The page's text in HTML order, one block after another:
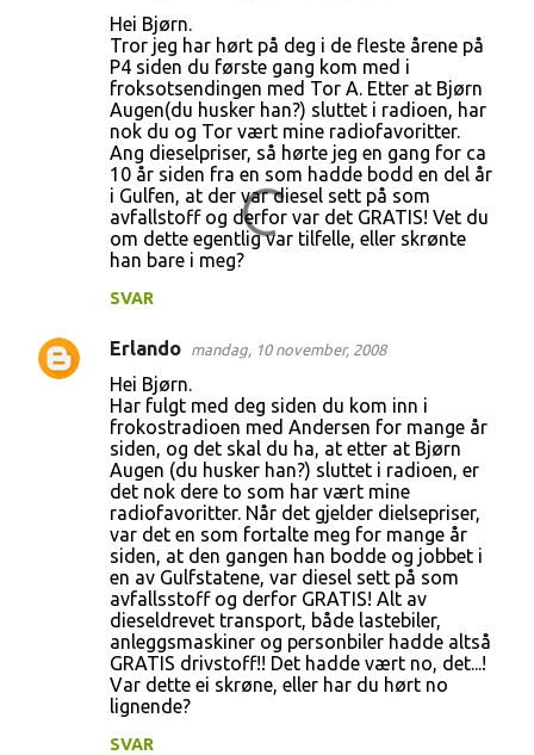
Hei Bjørn.
Tror jeg har hørt på deg i de fleste årene på
P4 siden du første gang kom med i
froksotsendingen med Tor A. Etter at Bjørn
Augen(du husker han?) sluttet i radioen, har
nok du og Tor vært mine radiofavoritter.
Ang dieselpriser, så hørte jeg en gang for ca
10 år siden fra en som hadde bodd en del år
i Gulfen, at der var diesel sett på som
avfallstoff og derfor var det GRATIS! Vet du
om dette egentlig var tilfelle, eller skrønte
han bare i meg?
SVAR
Erlando mandag, 10 november, 2008
Hei Bjørn.
Har fulgt med deg siden du kom inn i
frokostradioen med Andersen for mange år
siden, og det skal du ha, at etter at Bjørn
Augen (du husker han?) sluttet i radioen, er
det nok dere to som har vært mine
radiofavoritter. Når det gjelder dielsepriser,
var det en som fortalte meg for mange år
siden, at den gangen han bodde og jobbet i
en av Gulfstatene, var diesel sett på som
avfallsstoff og derfor GRATIS! Alt av
dieseldrevet transport, både lastebiler,
anleggsmaskiner og personbiler hadde altså
GRATIS drivstoff!! Det hadde vært no, det...!
Var dette ei skrøne, eller har du hørt no
lignende?
SVAR